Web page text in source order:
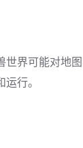
界可能对地
行。